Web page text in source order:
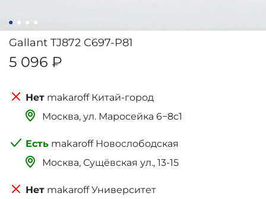
Gallant TJ872 C697-P81
5 096 ₽
makaroff Китай-город
Москва, ‌‌‌‌ул. Маросейка 6−8с1
makaroff Новослободская
Москва, Сущёвская ул., 13-15
makaroff Университет